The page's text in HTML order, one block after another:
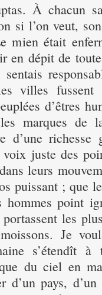
À chacun
si l’on veut,
mien était
en dépit de
villes fussent
d’êtres
marques de
d’une
voix juste des
leurs
puissant ; que
hommes point
les
Je
s’étendît à
du ciel en
d’un pays,